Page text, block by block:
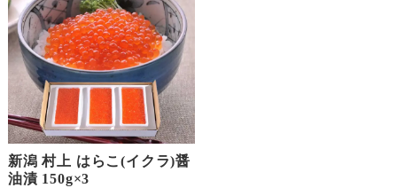
新潟 村上 はらこ(イクラ)醤
油漬 150g×3